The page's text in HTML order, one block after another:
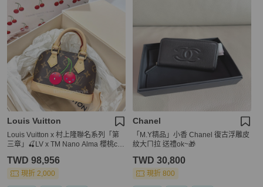
Louis Vuitton
Louis Vuitton x 村上隆聯名系列「第
三章」🍒LV x TM Nano Alma 櫻桃ch
TWD 98,956
現折 2,000
Chanel
「M.Y精品」小香 Chanel 復古浮雕皮
紋大ㄇ拉 送禮ok~🎁
TWD 30,800
現折 800